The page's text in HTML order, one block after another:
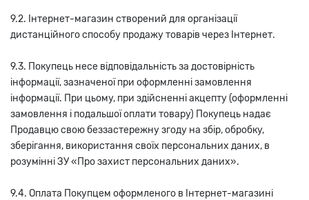
9.2. Інтернет-магазин створений для організації
дистанційного способу продажу товарів через Інтернет.
9.3. Покупець несе відповідальність за достовірність
інформації, зазначеної при оформленні замовлення
інформації. При цьому, при здійсненні акцепту (оформленні
замовлення і подальшої оплати товару) Покупець надає
Продавцю свою беззастережну згоду на збір, обробку,
зберігання, використання своїх персональних даних, в
розумінні ЗУ «Про захист персональних даних».
9.4. Оплата Покупцем оформленого в Інтернет-магазині